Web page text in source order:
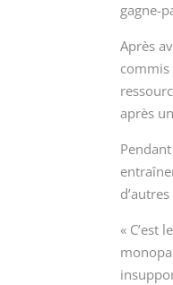
gagne-
Après
commis
après
« C’est